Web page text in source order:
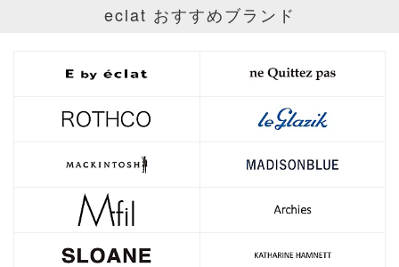
eclat おすすめブランド